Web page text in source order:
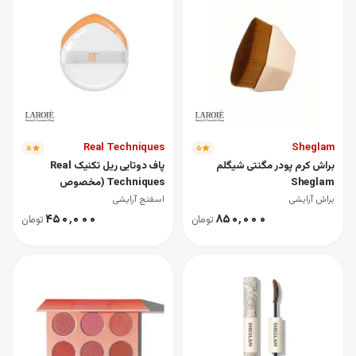
کانسیلر اینفالیبل لورال L'oreal
ریمل دو سر بلند کننده و حجم دهنده ضد آب شیگلم Sheglam رنگ بورگاندی
ست براش آرایش چشم اکوتولز Ecotools مدل 1627
خط لب و رژ لب دو سر شیگلم Sheglam
رژگونه مایع شیگلم Sheglam
شیور ۵ بعدی صورت و بدن شیگلم sheglam
رژگونه پودری شیگلم Sheglam مدل Dream Touch
شیور 2 کاره صورت و بدن شیگلم Sheglam
مداد ابرو و حالت دهنده دو سر شیگلم Sheglam
هاشور و لمینت ابرو دو سر شیگلم Sheglam
ژل ابروی تیوپی شیگلم Sheglam
پرایمر مات کننده و محو کننده شیگلم Sheglam
Sheglam ۵
براش کرم پودر مگنتی شیگلم
Sheglam
براش آرایشی
۸۵۰٬۰۰۰ تومان
Real Techniques ۵
پاف دوتایی ریل تکنیک Real
Techniques (مخصوص
محصولات پودری)
اسفنج آرایشی
۴۵۰٬۰۰۰تومان